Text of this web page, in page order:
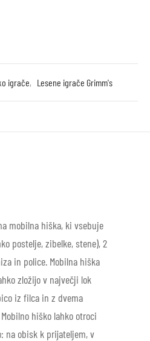
igrače, Lesene igrače Grimm's
mobilna hiška, ki vsebuje
postelje, zibelke, stene), 2
in police. Mobilna hiška
zložijo v največji lok
iz filca in z dvema
hiško lahko otroci
na obisk k prijateljem, v